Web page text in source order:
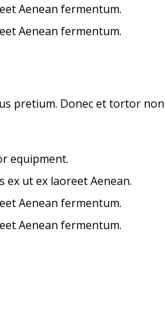
Aenean fermentum.
Aenean fermentum.
pretium. Donec et tortor
equipment.
ex ut ex laoreet Aenean.
Aenean fermentum.
Aenean fermentum.